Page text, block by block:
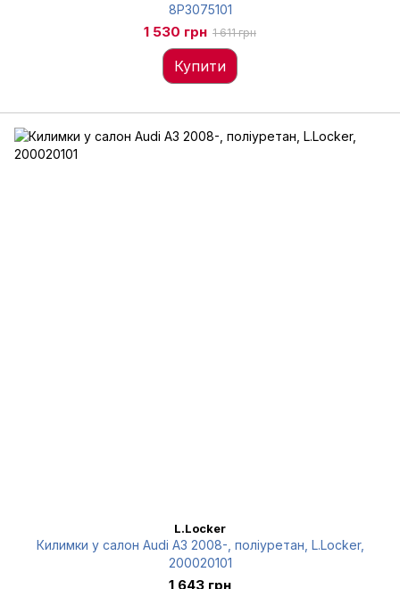
8P3075101
1 530 грн 1 611 грн
Купити
L.Locker
Килимки у салон Audi A3 2008-, поліуретан, L.Locker,
200020101
1 643 грн